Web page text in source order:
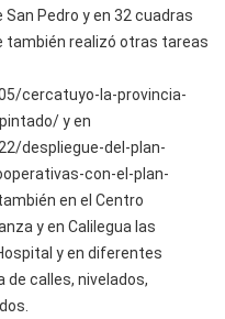
Pedro y en 32 cuadras
también realizó otras tareas
cercatuyo-la-provincia-
y en
despliegue-del-plan-
con-el-plan-
en el Centro
y en Calilegua las
y en diferentes
de calles, nivelados,